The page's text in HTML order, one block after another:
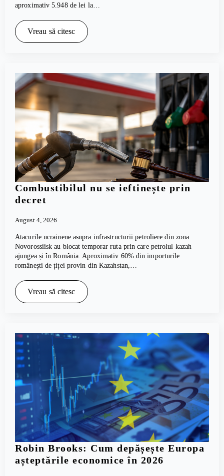
aproximativ 5.948 de lei la…
Vreau să citesc
Combustibilul nu se ieftinește prin
decret
August 4, 2026
Atacurile ucrainene asupra infrastructurii petroliere din zona
Novorossiisk au blocat temporar ruta prin care petrolul kazah
ajungea și în România. Aproximativ 60% din importurile
românești de țiței provin din Kazahstan,…
Vreau să citesc
Robin Brooks: Cum depășește Europa
așteptările economice în 2026